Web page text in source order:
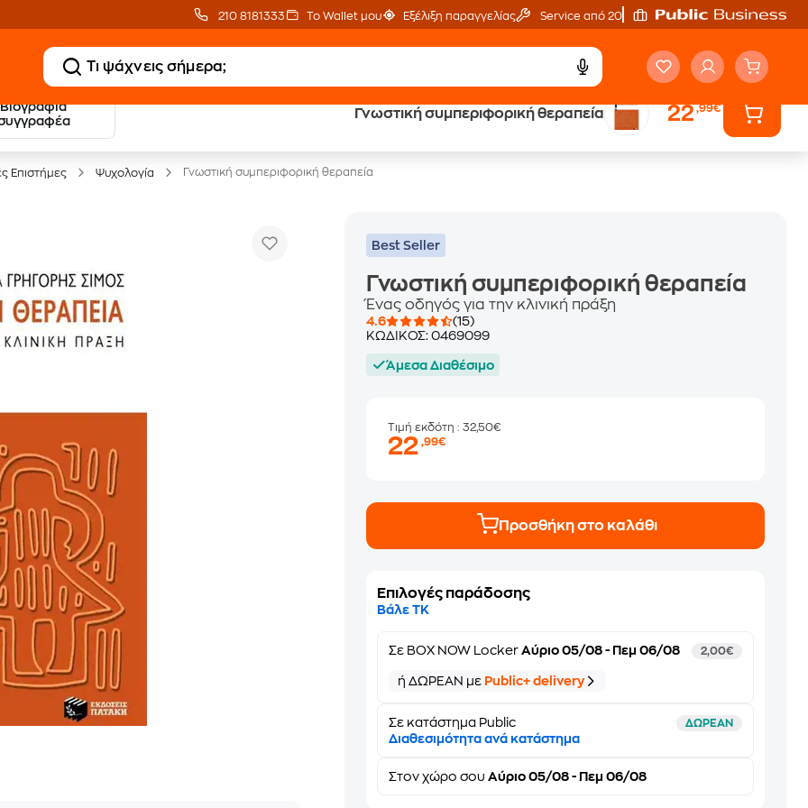
210 8181333 Το Wallet μου Εξέλιξη παραγγελίας Service από 20'
Βιογραφία
Γνωστική συμπεριφορική θεραπεία 22,99€
20 € Public επιστροφή
με Snappi
Δωρεάν Μεταφορικά Έλα στον κόσμο
Επιστήμες Ψυχολογία Γνωστική συμπεριφορική θεραπεία
Best Seller
Γνωστική συμπεριφορική θεραπεία
Ένας οδηγός για την κλινική πράξη
4.6
(15)
ΚΩΔΙΚΟΣ:0469099
Άμεσα Διαθέσιμο
Τιμή εκδότη: 32,50€
22,99€
Προσθήκη στο καλάθι
Επιλογές παράδοσης
Βάλε ΤΚ
Σε BOX NOW Locker Αύριο 05/08 - Πεμ 06/08 2,00€
ή ΔΩΡΕΑΝ με Public+ delivery
Σε κατάστημα Public ΔΩΡΕΑΝ
Διαθεσιμότητα ανά κατάστημα
Στονχώρο σου Αύριο 05/08 - Πεμ 06/08